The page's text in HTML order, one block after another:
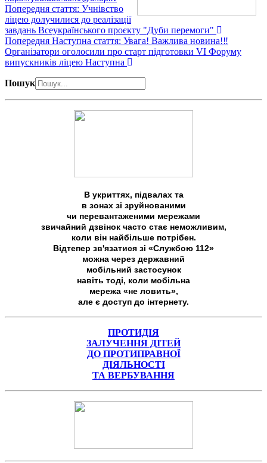
Попередня стаття: Учнівство
ліцею долучилися до реалізації
завдань Всеукраїнського проєкту "Дуби перемоги"
Попередня Наступна стаття: Увага! Важлива новина!‼️
Організатори оголосили про старт підготовки VI Форуму
випускників ліцею Наступна
Пошук
В укриттях, підвалах та
в зонах зі зруйнованими
чи перевантаженими мережами
звичайний дзвінок часто стає неможливим,
коли він найбільше потрібен.
Відтепер зв'язатися зі «Службою 112»
можна через державний
мобільний застосунок
навіть тоді, коли мобільна
мережа «не ловить»,
але є доступ до інтернету.
ПРОТИДІЯ
ЗАЛУЧЕННЯ ДІТЕЙ
ДО ПРОТИПРАВНОЇ
ДІЯЛЬНОСТІ
ТА ВЕРБУВАННЯ